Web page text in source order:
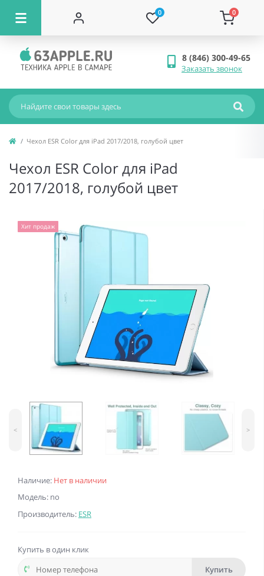
0 0
8 (846) 300-49-65
Заказать звонок
Чехол ESR Color для iPad 2017/2018, голубой цвет
Чехол ESR Color для iPad
2017/2018, голубой цвет
Наличие: Нет в наличии
Модель: no
Производитель: ESR
Хит продаж
< >
Купить в один клик
Купить